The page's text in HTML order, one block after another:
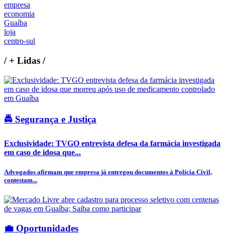
empresa
economia
Guaíba
loja
centro-sul
/+ Lidas /
🚔 Segurança e Justiça
Exclusividade: TVGO entrevista defesa da farmácia investigada
em caso de idosa que...
Advogados afirmam que empresa já entregou documentos à Polícia Civil,
contestam...
💼 Oportunidades